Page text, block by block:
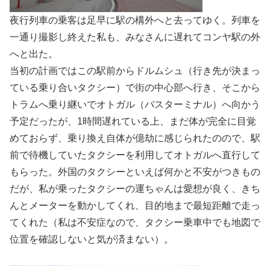
夜行列車の乗客は足早に駅の構外へと去ってゆく。列車を
一通り撮影し終えた私も、みなさんに遅れてコンヤ駅の外
へと出た。
当初の計画ではこの駅前からドルムシュ（行き先が決まっ
ている乗り合いタクシー）で街の中心部へ行き、そこから
トラムへ乗り継いでオトガル（バスターミナル）へ向かう
予定だったが、1時間遅れている上、まだ体が完全に目覚
めておらず、乗り換え自体が億劫に感じられたのので、駅
前で待機していたタクシーを利用してオトガルへ直行して
もらった。外国のタクシーといえば何かと不安がつきもの
だが、私が乗ったタクシーの運ちゃんは愛想が良く、きち
んとメーターを動かしてくれ、目的地まで最短距離で走っ
てくれた（私は不安症なので、タクシー乗車中でも地図で
位置を確認しないと気が済まない）。